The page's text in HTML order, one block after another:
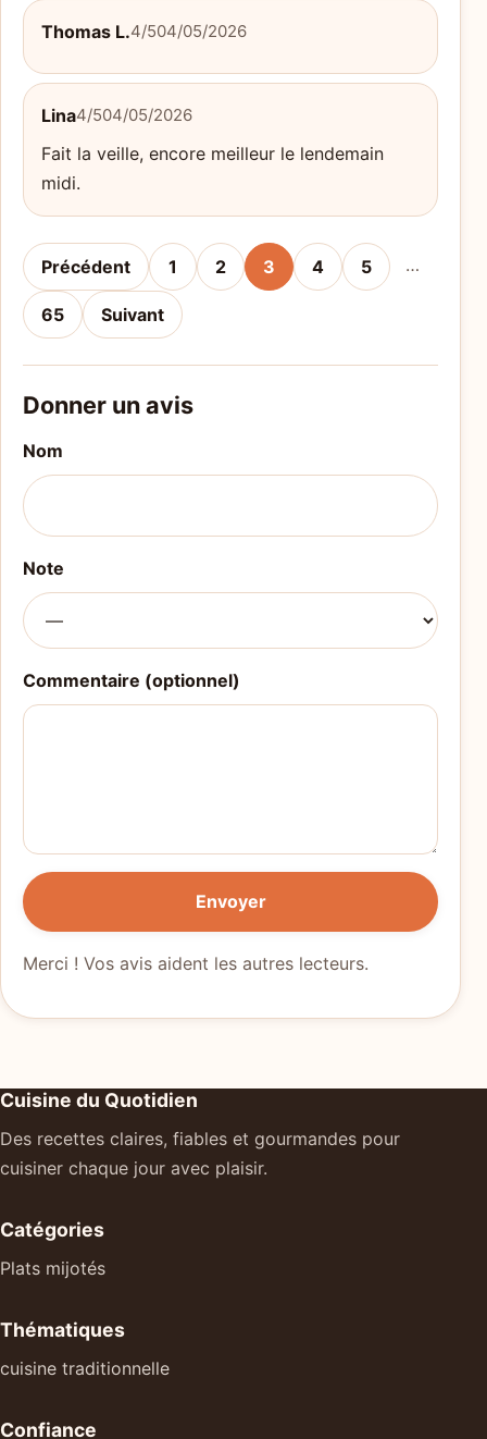
Thomas L.4/504/05/2026
Lina4/504/05/2026
Fait la veille, encore meilleur le lendemain
midi.
Précédent 1 2 3 4 5 …
65 Suivant
Donner un avis
Nom
Note
Commentaire (optionnel)
Envoyer
Merci ! Vos avis aident les autres lecteurs.
Cuisine du Quotidien
Des recettes claires, fiables et gourmandes pour
cuisiner chaque jour avec plaisir.
Catégories
Plats mijotés
Thématiques
cuisine traditionnelle
Confiance